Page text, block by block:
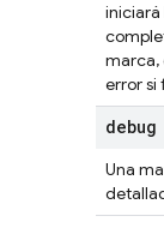
iniciará
marca,
error si
debug
Una